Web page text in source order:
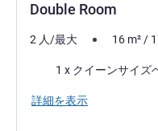
Double Room
2 人/最大 16 m²/
1 x クイーンサイズ
詳細を表示